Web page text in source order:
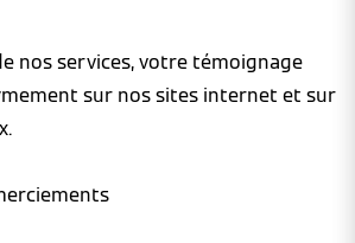
nos services, votre témoignage
sur nos sites internet et sur